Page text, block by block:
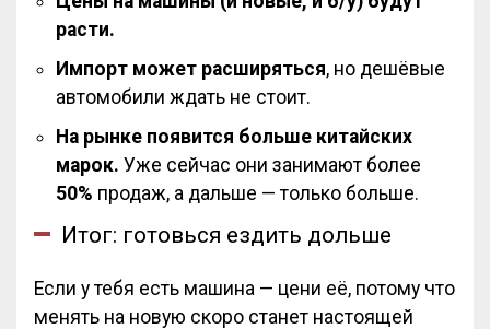
расти.
Импорт может расширяться, но дешёвые
автомобили ждать не стоит.
На рынке появится больше китайских
марок. Уже сейчас они занимают более
50% продаж, а дальше — только больше.
Итог: готовься ездить дольше
Если у тебя есть машина — цени её, потому что
менять на новую скоро станет настоящей